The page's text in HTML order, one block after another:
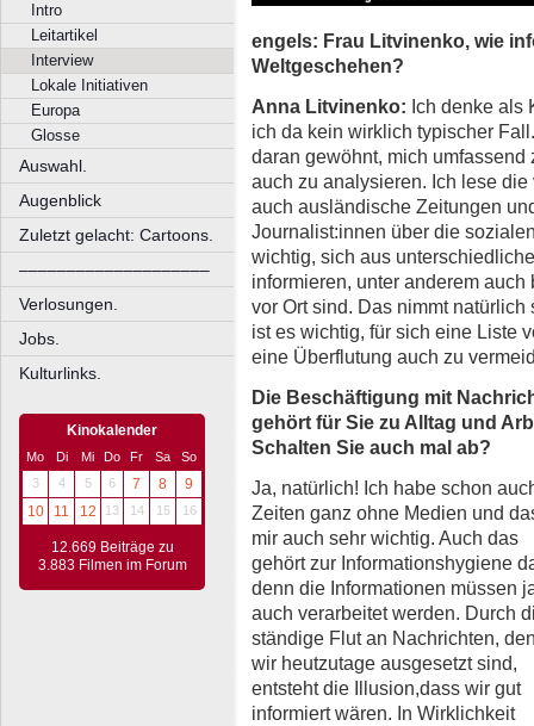
Intro
Leitartikel
Interview
Lokale Initiativen
Europa
Glosse
Auswahl.
Augenblick
Zuletzt gelacht: Cartoons.
––––––––––––––––––––
Verlosungen.
Jobs.
Kulturlinks.
Kinokalender
Mo Di Mi Do Fr Sa
So
3
4 5 6 7 8
9
10
11 12 13 14 15 16
12.669 Beiträge zu
3.883 Filmen im Forum
engels: Frau Litvinenko, wie
Weltgeschehen?
Anna Litvinenko: Ich denke als
ich da kein wirklich typischer
daran gewöhnt, mich
auch zu analysieren. Ich lese
auch ausländische Zeitungen
Journalist:innen über die
wichtig, sich aus
informieren, unter anderem
vor Ort sind. Das nimmt
ist es wichtig, für sich eine Liste
eine Überflutung auch zu
Die Beschäftigung mit
gehört für Sie zu Alltag und
Schalten Sie auch mal ab?
Ja, natürlich! Ich habe schon
Zeiten ganz ohne Medien und
mir auch sehr wichtig. Auch das
gehört zur Informationshygiene
denn die Informationen müssen
auch verarbeitet werden. Durch
ständige Flut an Nachrichten,
wir heutzutage ausgesetzt sind,
entsteht die Illusion,dass wir gut
informiert wären. In Wirklichkeit